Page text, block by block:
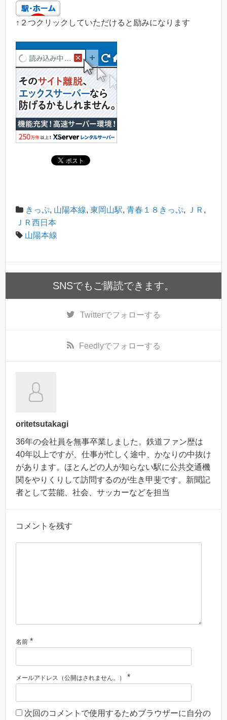
↑２つクリックしていただけると励みになります
きっぷ, 山陽本線, 東岡山駅, 青春１８きっぷ, ＪＲ ,
ＪＲ西日本
山陽本線
SNSでもご購読できます。
Twitterでフォローする
Feedlyでフォローする
oritetsutakagi
36年の会社員を無事卒業しました。鉄道ファン歴は
40年以上ですが、仕事が忙しく途中、かなりの中抜け
があります。ほとんどの人が知らない駅に公共交通機
関をやりくりして訪問するのが生き甲斐です。新聞記
者として芸能、社会、サッカーなどを担当
コメントを残す
名前 *
メールアドレス（公開はされません。） *
次回のコメントで使用するためブラウザーに自分の